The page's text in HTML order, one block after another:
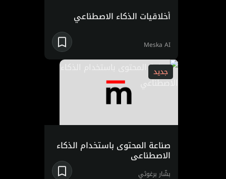
أخلاقيات الذكاء الاصطناعي
Meska AI
جديد
صناعة المحتوى باستخدام الذكاء
الاصطناعي
بشّار برغوثي